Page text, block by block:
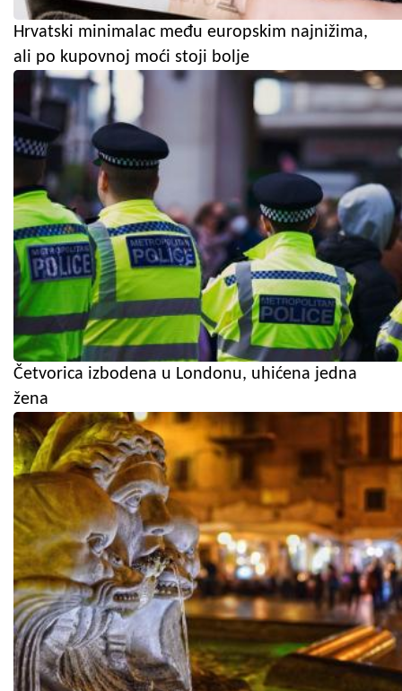
Hrvatski minimalac među europskim najnižima,
ali po kupovnoj moći stoji bolje
Četvorica izbodena u Londonu, uhićena jedna
žena